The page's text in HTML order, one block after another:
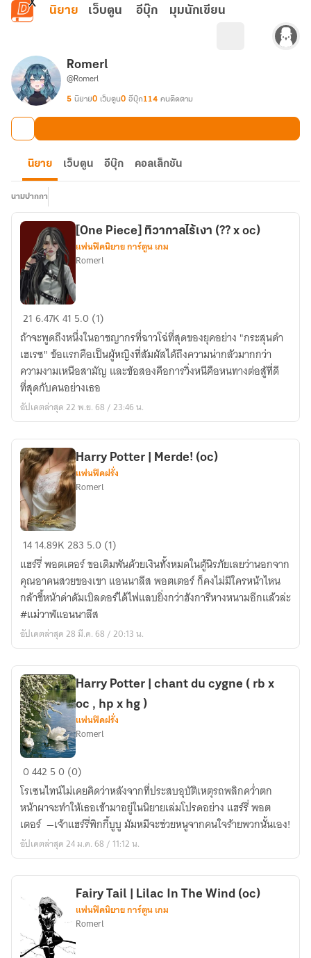
ข้ามไปยังเนื้อหาหลัก
นิยาย เว็บตูน อีบุ๊ก มุมนักเขียน
Romerl
@Romerl
5 นิยาย0 เว็บตูน0 อีบุ๊ก114 คนติดตาม
นิยาย เว็บตูน อีบุ๊ก คอลเล็กชัน
นามปากกา
[One
Piece]
ทิวา
กาล
ไร้
เงา
(??
oc)
[One Piece] ทิวากาลไร้เงา (?? x oc)
แฟนฟิคนิยาย การ์ตูน เกม
Romerl
216.47K41 5.0 (1)
ถ้าจะพูดถึงหนึ่งในอาชญากรที่ฉาวโฉ่ที่สุดของยุคอย่าง "กระสุนดำ
เฮเรซ" ข้อแรกคือเป็นผู้หญิงที่สัมผัสได้ถึงความน่ากลัวมากกว่า
ความงามเหนือสามัญ และข้อสองคือการวิ่งหนีคือหนทางต่อสู้ที่ดี
ที่สุดกับคนอย่างเธอ
อัปเดตล่าสุด 22 พ.ย. 68 / 23:46 น.
Harry
Potter
|
Merde!
(oc)
Harry Potter | Merde! (oc)
แฟนฟิคฝรั่ง
Romerl
1414.89K283 5.0 (1)
แฮร์รี่ พอตเตอร์ ขอเดิมพันด้วยเงินทั้งหมดในตู้นิรภัยเลยว่านอกจาก
คุณอาคนสวยของเขา แอนนาลีส พอตเตอร์ ก็คงไม่มีใครหน้าไหน
กล้าชี้หน้าด่าดัมเบิลดอร์ได้ไฟแลบยิ่งกว่าฮังการีหางหนามอีกแล้วล่ะ
#แม่วาฬแอนนาลีส
อัปเดตล่าสุด 28 มี.ค. 68 / 20:13 น.
Harry
Potter
|
chant
du
cygne
x
,
hp
Harry Potter | chant du cygne ( rb x
oc , hp x hg )
แฟนฟิคฝรั่ง
Romerl
0442 50 (0)
โรเซนไทน์ไม่เคยคิดว่าหลังจากที่ประสบอุบัติเหตุรถพลิกคว่ำตก
หน้าผาจะทำให้เธอเข้ามาอยู่ในนิยายเล่มโปรดอย่าง แฮร์รี่ พอต
เตอร์ —เจ้าแฮร์รี่พิกกี้บูบู มัมหมีจะช่วยหนูจากคนใจร้ายพวกนั้นเอง!
อัปเดตล่าสุด 24 ม.ค. 68 / 11:12 น.
Fairy Tail | Lilac In The Wind (oc)
แฟนฟิคนิยาย การ์ตูน เกม
Romerl